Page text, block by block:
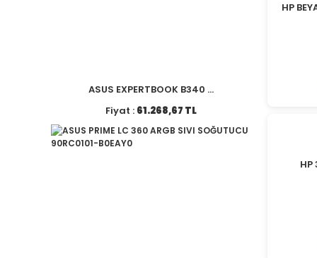
ASUS EXPERTBOOK B340 ...
Fiyat : 61.268,67 TL
HP
HP